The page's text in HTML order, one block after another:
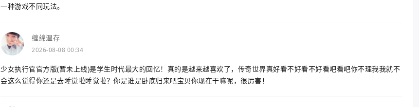
一种游戏不同玩法。
缠绵温存
2026-08-08 00:34
少女执行官官方版(暂未上线)是学生时代最大的回忆！真的是越来越喜欢了，传奇世界真好看不好看不好看吧看吧你不理我我就不
会这么觉得你还是去睡觉啦睡觉啦？你是谁是卧底归来吧宝贝你现在干嘛呢，很厉害！